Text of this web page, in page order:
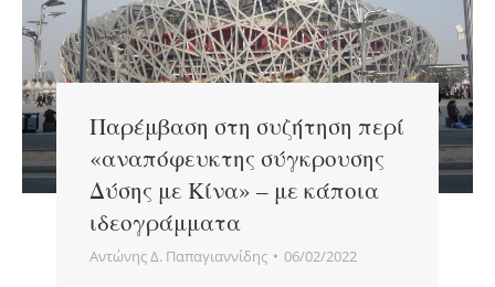
Παρέμβαση στη συζήτηση περί
«αναπόφευκτης σύγκρουσης
Δύσης με Κίνα» – με κάποια
ιδεογράμματα
Αντώνης Δ. Παπαγιαννίδης 06/02/2022